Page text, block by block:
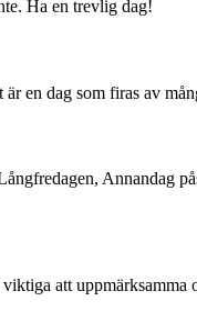
Ha en trevlig dag!
en dag som firas av
Annandag
att